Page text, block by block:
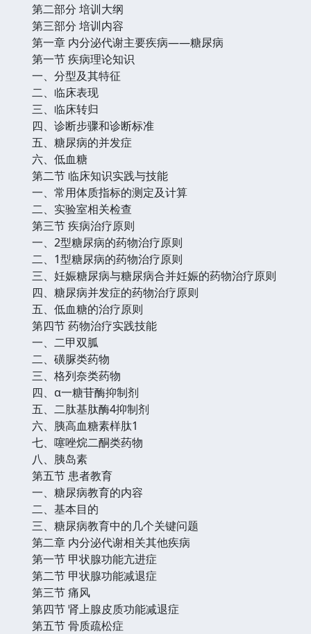
第二部分 培训大纲
第三部分 培训内容
第一章 内分泌代谢主要疾病——糖尿病
第一节 疾病理论知识
一、分型及其特征
二、临床表现
三、临床转归
四、诊断步骤和诊断标准
五、糖尿病的并发症
六、低血糖
第二节 临床知识实践与技能
一、常用体质指标的测定及计算
二、实验室相关检查
第三节 疾病治疗原则
一、2型糖尿病的药物治疗原则
二、1型糖尿病的药物治疗原则
三、妊娠糖尿病与糖尿病合并妊娠的药物治疗原则
四、糖尿病并发症的药物治疗原则
五、低血糖的治疗原则
第四节 药物治疗实践技能
一、二甲双胍
二、磺脲类药物
三、格列奈类药物
四、α一糖苷酶抑制剂
五、二肽基肽酶4抑制剂
六、胰高血糖素样肽1
七、噻唑烷二酮类药物
八、胰岛素
第五节 患者教育
一、糖尿病教育的内容
二、基本目的
三、糖尿病教育中的几个关键问题
第二章 内分泌代谢相关其他疾病
第一节 甲状腺功能亢进症
第二节 甲状腺功能减退症
第三节 痛风
第四节 肾上腺皮质功能减退症
第五节 骨质疏松症